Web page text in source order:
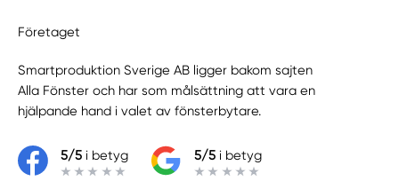
Företaget
Smartproduktion Sverige AB ligger bakom sajten
Alla Fönster och har som målsättning att vara en
hjälpande hand i valet av fönsterbytare.
5/5i betyg 5/5i betyg